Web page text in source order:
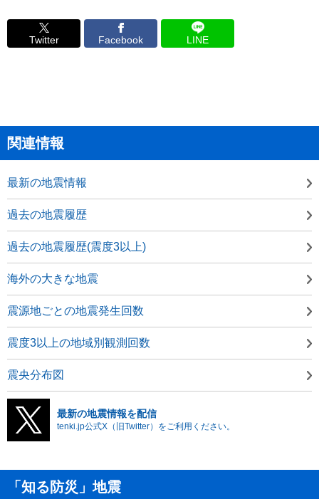
Twitter Facebook LINE
関連情報
最新の地震情報
過去の地震履歴
過去の地震履歴(震度3以上)
海外の大きな地震
震源地ごとの地震発生回数
震度3以上の地域別観測回数
震央分布図
最新の地震情報を配信
tenki.jp公式X（旧Twitter）をご利用ください。
「知る防災」地震